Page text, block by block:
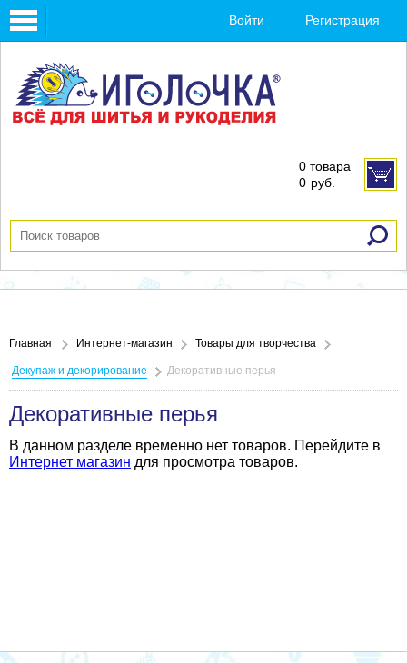
Toggle
navigation
Войти Регистрация
0 товара
0 руб.
Главная Интернет-магазин Товары для творчества
Декупаж и декорирование Декоративные перья
Декоративные перья
В данном разделе временно нет товаров. Перейдите в
Интернет магазин для просмотра товаров.